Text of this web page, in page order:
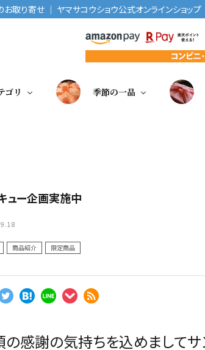
取り寄せ ｜ ヤマサコウショウ公式オンラインショップ
ゴリ 季節の一品
ュー企画実施中
商品紹介 限定商品
の感謝の気持ちを込めましてサ